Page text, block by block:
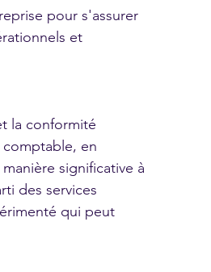
pour s'assurer
et
la conformité
en
significative à
des services
qui peut